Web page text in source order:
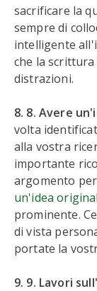
sacrificare la
sempre di
intelligente
che la
distrazioni.
8. 8. Avere
volta
alla vostra
importante
argomento
un'idea
prominente.
di vista
portate la
9. 9. Lavori